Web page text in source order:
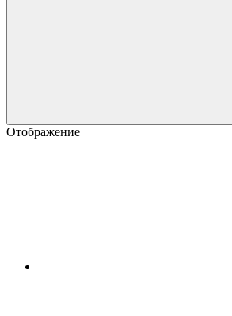
Отображение